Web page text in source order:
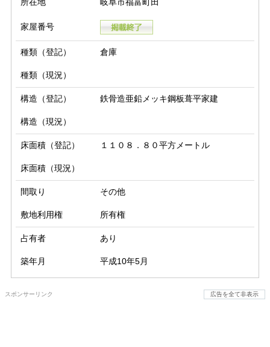
家屋番号
種類（登記） 倉庫
種類（現況）
構造（登記） 鉄骨造亜鉛メッキ鋼板葺平家建
構造（現況）
床面積（登記） １１０８．８０平方メートル
床面積（現況）
間取り その他
敷地利用権 所有権
占有者 あり
築年月 平成10年5月
スポンサーリンク 広告を全て非表示